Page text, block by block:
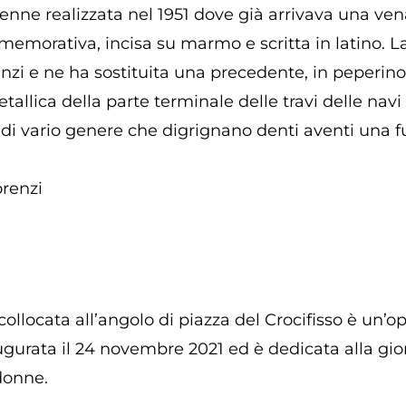
realizzata nel 1951 dove già arrivava una
incisa su marmo e scritta in latino.
e ne ha sostituita una precedente, in
della parte terminale delle travi delle
vario genere che digrignano denti aventi una
all’angolo di piazza del Crocifisso è
il 24 novembre 2021 ed è dedicata alla